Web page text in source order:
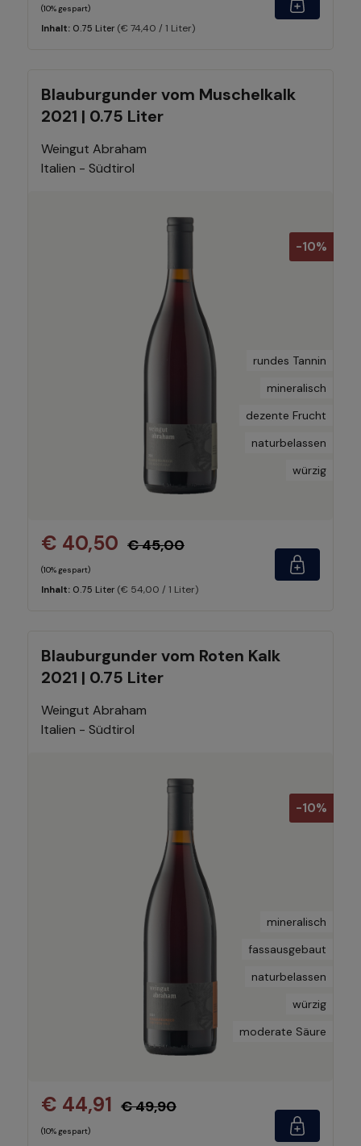
(10% gespart)
Inhalt: 0.75 Liter (€ 74,40 / 1 Liter)
Blauburgunder vom Muschelkalk
2021 | 0.75 Liter
Weingut Abraham
Italien - Südtirol
-10%
rundes Tannin
mineralisch
dezente Frucht
naturbelassen
würzig
€ 40,50 € 45,00
(10% gespart)
Inhalt: 0.75 Liter (€ 54,00 / 1 Liter)
Blauburgunder vom Roten Kalk
2021 | 0.75 Liter
Weingut Abraham
Italien - Südtirol
-10%
mineralisch
fassausgebaut
naturbelassen
würzig
moderate Säure
€ 44,91 € 49,90
(10% gespart)